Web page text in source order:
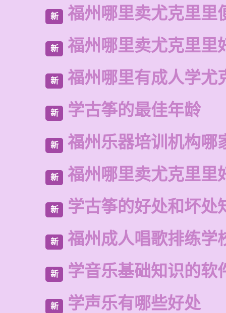
新 福州哪里卖尤克里里
新 福州哪里卖尤克里里
新 福州哪里有成人学尤
新 学古筝的最佳年龄
新 福州乐器培训机构哪
新 福州哪里卖尤克里里
新 学古筝的好处和坏处
新 福州成人唱歌排练学
新 学音乐基础知识的软
新 学声乐有哪些好处